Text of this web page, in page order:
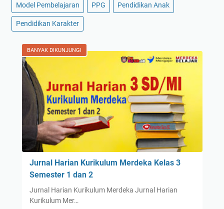
Model Pembelajaran PPG Pendidikan Anak
Pendidikan Karakter
BANYAK DIKUNJUNGI
Jurnal Harian Kurikulum Merdeka Kelas 3
Semester 1 dan 2
Jurnal Harian Kurikulum Merdeka Jurnal Harian
Kurikulum Mer…